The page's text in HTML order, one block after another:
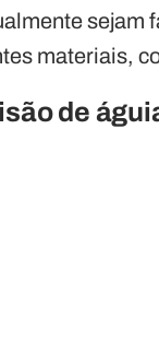
sejam
materiais,
de